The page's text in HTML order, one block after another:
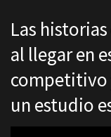
Las
al llegar en
competitivo
un estudio